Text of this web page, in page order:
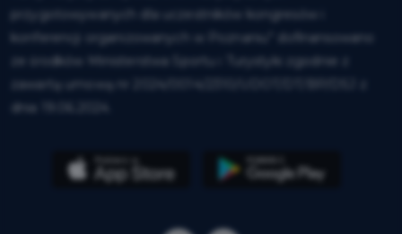
przygotowywanych dla uczestników kongresów i
konferencji organizowanych w Poznaniu” dofinansowano
ze środków Ministerstwa Sportu i Turystyki zgodnie z
zawartą umową nr 2024/0014/2310/UDOT/DT/BP/DSJ z
dnia 19.06.2024.